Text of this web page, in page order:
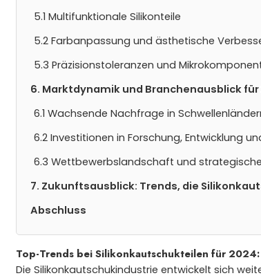
5.1 Multifunktionale Silikonteile
5.2 Farbanpassung und ästhetische
5.3 Präzisionstoleranzen und
6. Marktdynamik und Branchenausblick für
6.1 Wachsende Nachfrage in
6.2 Investitionen in Forschung, Entwicklung
6.3 Wettbewerbslandschaft und
7. Zukunftsausblick: Trends, die
Abschluss
Top-Trends bei Silikonkautschukteilen für
Die Silikonkautschukindustrie entwickelt sich